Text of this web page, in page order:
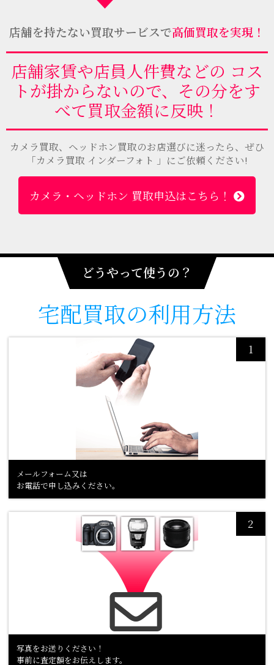
店舗を持たない買取サービスで高価買取を実現！
店舗家賃や店員人件費などの コス
トが掛からないので、その分をす
べて買取金額に反映！
カメラ買取、ヘッドホン買取のお店選びに迷ったら、ぜひ
「カメラ買取 インダーフォト 」にご依頼ください!
カメラ・ヘッドホン 買取申込はこちら！
どうやって使うの？
宅配買取の利用方法
メールフォーム又は
お電話で申し込みください。
写真をお送りください！
事前に査定額をお伝えします。